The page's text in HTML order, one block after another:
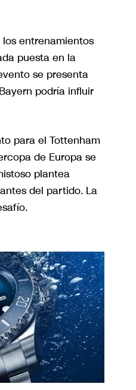
entrenamientos
puesta en la
se presenta
podría influir
para el Tottenham
de Europa se
plantea
del partido. La